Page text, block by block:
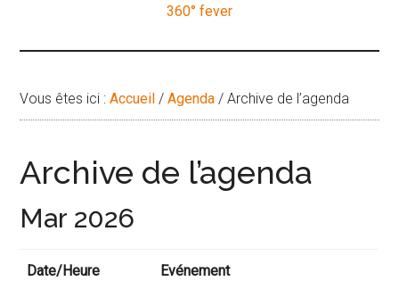
360° fever
Vous êtes ici :Accueil / Agenda / Archive de l’agenda
Archive de l’agenda
Mar 2026
Date/Heure Evénement